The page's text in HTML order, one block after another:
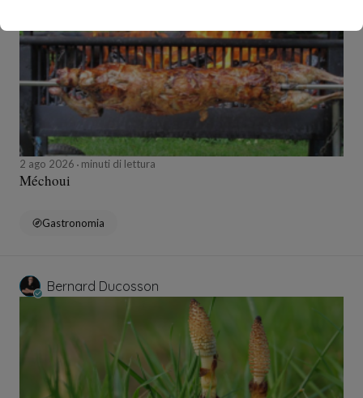
2 ago 2026 minuti di lettura
Méchoui
Gastronomia
Bernard Ducosson